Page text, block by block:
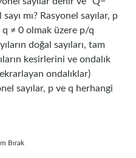
mı? Rasyonel sayılar, p
q ≠ 0 olmak üzere p/q
doğal sayıları, tam
kesirlerini ve ondalık
ondalıklar)
sayılar, p ve q herhangi
Bırak